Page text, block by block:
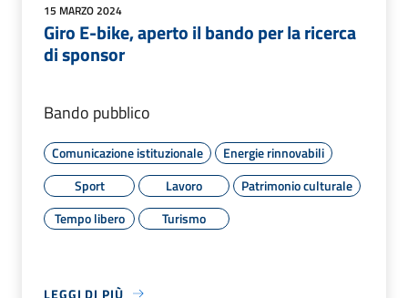
15 MARZO 2024
Giro E-bike, aperto il bando per la ricerca
di sponsor
Bando pubblico
Comunicazione istituzionale
Energie rinnovabili
Sport
Lavoro
Patrimonio culturale
Tempo libero
Turismo
LEGGI DI PIÙ